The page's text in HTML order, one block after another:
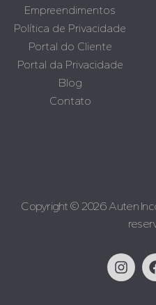
Empreendimentos
Política de Privacidade
Portal do Cliente
Portal da Privacidade
Blog
Contato
Copyright © 2026 Auten